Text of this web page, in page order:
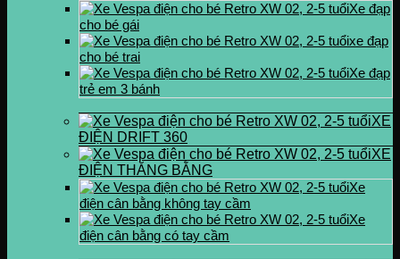
Xe đạp
cho bé gái
xe đạp
cho bé trai
Xe đạp
trẻ em 3 bánh
XE
ĐIỆN DRIFT 360
XE
ĐIỆN THĂNG BẰNG
Xe
điện cân bằng không tay cầm
Xe
điện cân bằng có tay cầm